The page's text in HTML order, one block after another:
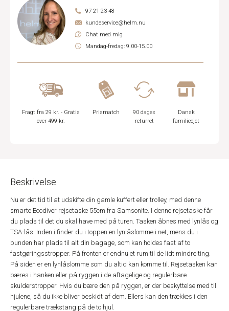
97 21 23 48
kundeservice@helm.nu
Chat med mig
Mandag-fredag: 9.00-15.00
Fragt fra 29 kr. - Gratis
over 499 kr.
Prismatch
90 dages
returret
Dansk
familieejet
Beskrivelse
Nu er det tid til at udskifte din gamle kuffert eller trolley, med denne
smarte Ecodiver rejsetaske 55cm fra Samsonite. I denne rejsetaske får
du plads til det du skal have med på turen. Tasken åbnes med lynlås og
TSA-lås. Inden i finder du i toppen en lynlåslomme i net, mens du i
bunden har plads til alt din bagage, som kan holdes fast af to
fastgøringsstropper. På fronten er endnu et rum til de lidt mindre ting.
På siden er en lynlåslomme som du altid kan komme til. Rejsetasken kan
bæres i hanken eller på ryggen i de aftagelige og regulerbare
skulderstropper. Hvis du bære den på ryggen, er der beskyttelse med til
hjulene, så du ikke bliver beskidt af dem. Ellers kan den trækkes i den
regulerbare trækstang på de to hjul.